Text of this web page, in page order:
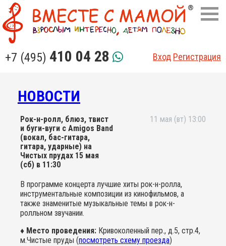
+7 (495) 410 04 28 Вход Регистрация
НОВОСТИ
Рок-н-ролл, блюз, твист
и буги-вуги с Amigos Band
(вокал, бас-гитара,
гитара, ударные) на
Чистых прудах 15 мая
(сб) в 11:30
11 мая (вт) 13:00
В программе концерта лучшие хиты рок-н-ролла,
инструментальные композиции из кинофильмов, а
также знаменитые музыкальные темы в рок-н-
ролльном звучании.
♦ Место проведения: Кривоколенный пер., д.5, стр.4,
м.Чистые пруды (посмотреть схему проезда)